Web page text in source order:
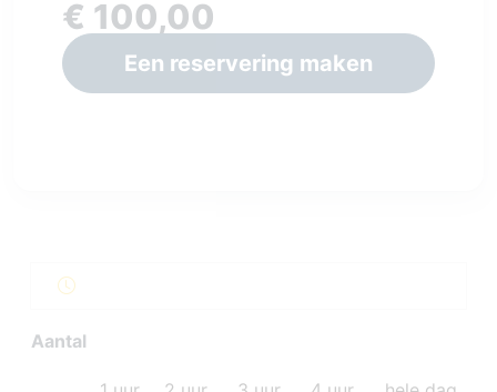
€ 100,00
Een reservering maken
Aantal